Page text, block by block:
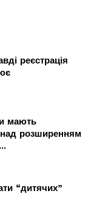
реєстрація
мають
розширенням
“дитячих”